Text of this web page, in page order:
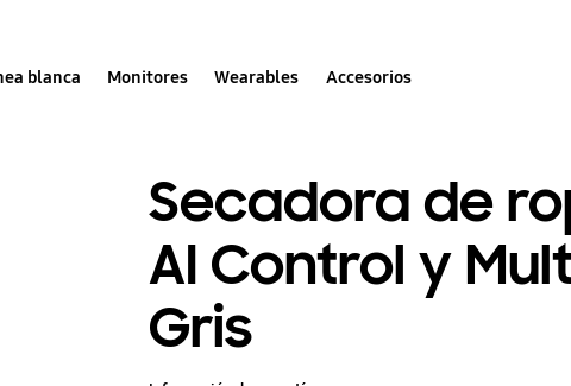
blanca Monitores Wearables Accesorios
Secadora de
AI Control y
Gris